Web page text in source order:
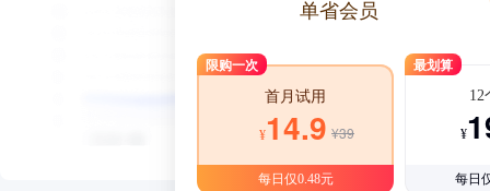
单省会员
限购一次
首月试用
¥14.9 ¥39
每日仅0.48元
最划算
12
¥
每日